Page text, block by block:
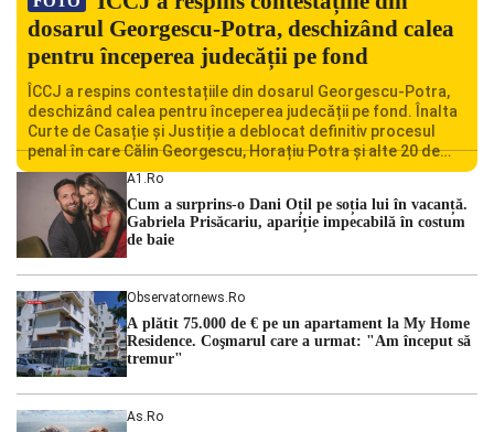
dosarul Georgescu-Potra, deschizând calea
pentru începerea judecății pe fond
ÎCCJ a respins contestațiile din dosarul Georgescu-Potra,
deschizând calea pentru începerea judecății pe fond. Înalta
Curte de Casație și Justiție a deblocat definitiv procesul
penal în care Călin Georgescu, Horațiu Potra și alte 20 de
persoane sunt acuzați de acțiuni îndreptate împotriva
ordinii constituționale. În ședința din camera preliminară,
judecătorii de la instanța supremă au […]
A1.ro
Cum a surprins-o Dani Oțil pe soția lui în vacanță.
Gabriela Prisăcariu, apariție impecabilă în costum
de baie
Observatornews.ro
A plătit 75.000 de € pe un apartament la My Home
Residence. Coşmarul care a urmat: "Am început să
tremur"
As.ro